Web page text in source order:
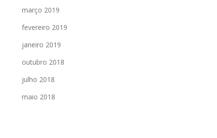
março 2019
fevereiro 2019
janeiro 2019
outubro 2018
julho 2018
maio 2018